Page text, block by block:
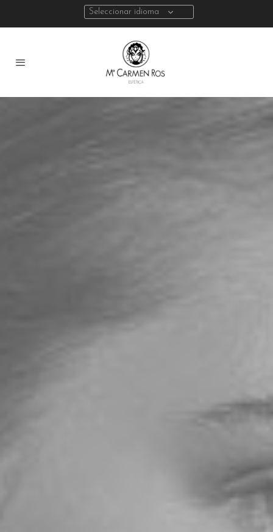
Seleccionar idioma